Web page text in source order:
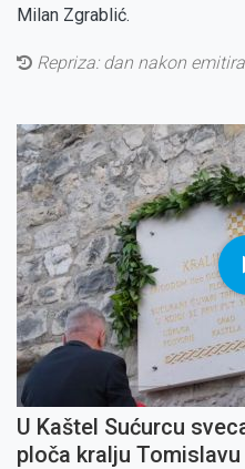
Milan Zgrablić.
Repriza: dan nakon
U Kaštel Sućurcu
ploča kralju Tomislavu